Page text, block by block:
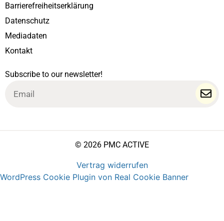
Barrierefreiheitserklärung
Datenschutz
Mediadaten
Kontakt
Subscribe to our newsletter!
© 2026 PMC ACTIVE
Vertrag widerrufen
WordPress Cookie Plugin von Real Cookie Banner